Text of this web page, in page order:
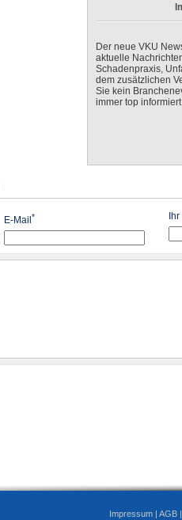
Der neue VKU
aktuelle
Schadenpraxis,
dem zusätzlichen
Sie kein
immer top
E-Mail* Ihr
Impressum | AGB